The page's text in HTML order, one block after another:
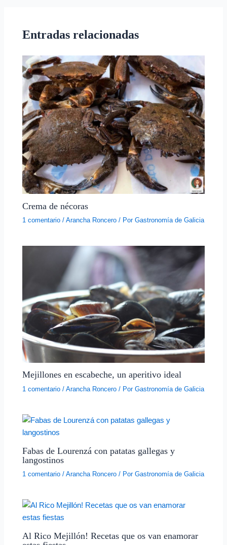
Entradas relacionadas
Crema de nécoras
1 comentario /Arancha Roncero / PorGastronomía de Galicia
Mejillones en escabeche, un aperitivo ideal
1 comentario /Arancha Roncero / PorGastronomía de Galicia
Fabas de Lourenzá con patatas gallegas y
langostinos
1 comentario /Arancha Roncero / PorGastronomía de Galicia
Al Rico Mejillón! Recetas que os van enamorar